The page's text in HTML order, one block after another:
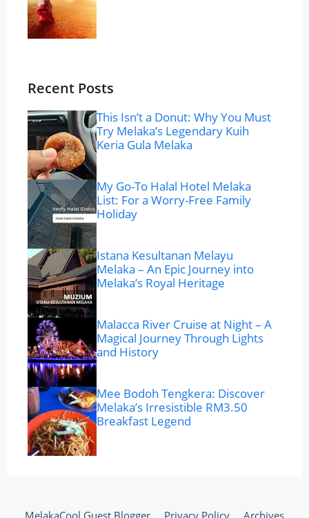
Recent Posts
This Isn’t a Donut: Why You Must
Try Melaka’s Legendary Kuih
Keria Gula Melaka
My Go-To Halal Hotel Melaka
List: For a Worry-Free Family
Holiday
Istana Kesultanan Melayu
Melaka – An Epic Journey into
Melaka’s Royal Heritage
Malacca River Cruise at Night – A
Magical Journey Through Lights
and History
Mee Bodoh Tengkera: Discover
Melaka’s Irresistible RM3.50
Breakfast Legend